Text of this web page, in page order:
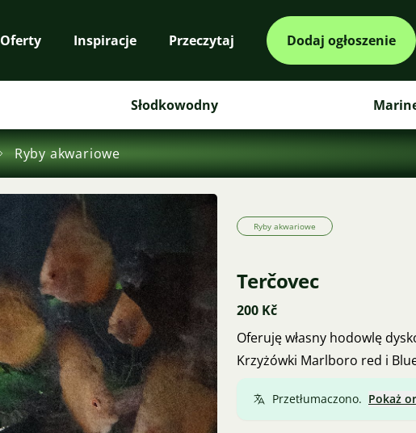
Oferty Inspiracje Przeczytaj Dodaj ogłoszenie
Słodkowodny
Ryby akwariowe
Ryby akwariowe
Terčovec
200 Kč
Oferuję własny hodowlę
Krzyżówki Marlboro red i
Przetłumaczono. Pokaż